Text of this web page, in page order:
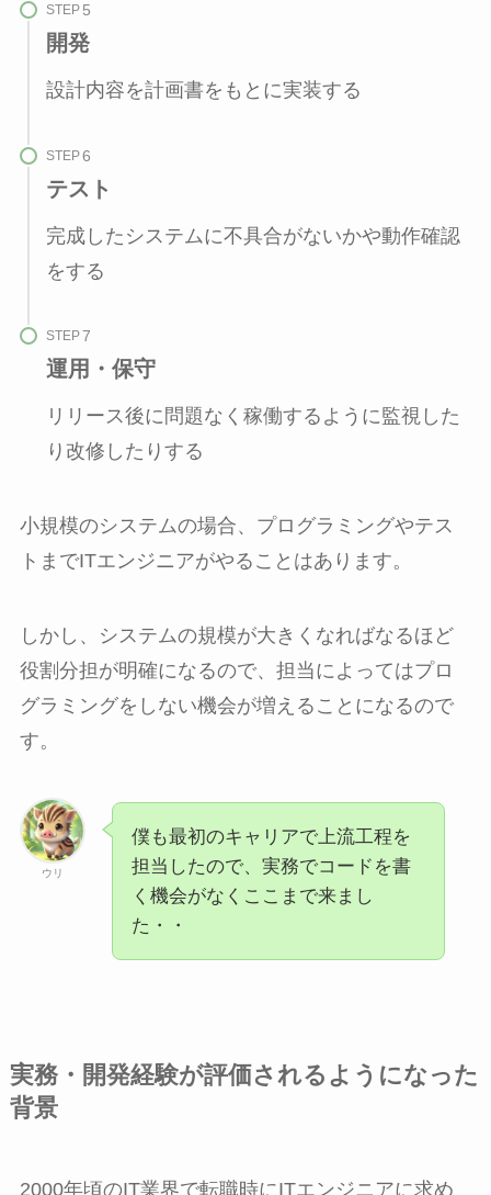
STEP
開発
設計内容を計画書をもとに実装する
STEP
テスト
完成したシステムに不具合がないかや動作確認
をする
STEP
運用・保守
リリース後に問題なく稼働するように監視した
り改修したりする
小規模のシステムの場合、プログラミングやテス
トまでITエンジニアがやることはあります。
しかし、システムの規模が大きくなればなるほど
役割分担が明確になるので、担当によってはプロ
グラミングをしない機会が増えることになるので
す。
ウリ
僕も最初のキャリアで上流工程を
担当したので、実務でコードを書
く機会がなくここまで来まし
た・・
実務・開発経験が評価されるようになった
背景
2000年頃のIT業界で転職時にITエンジニアに求め